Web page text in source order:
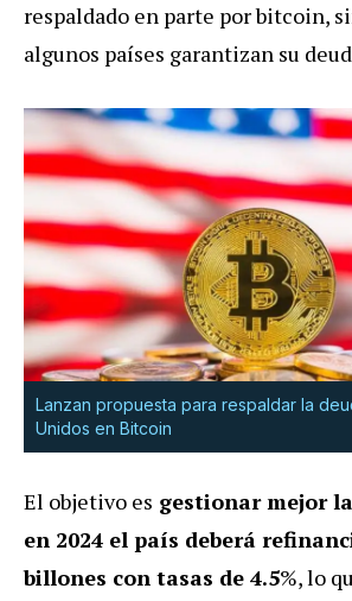
respaldado en parte por bitcoin,
algunos países garantizan su
Lanzan propuesta para respaldar la
Unidos en Bitcoin
El objetivo es gestionar mejor
en 2024 el país deberá
billones con tasas de 4.5%, lo